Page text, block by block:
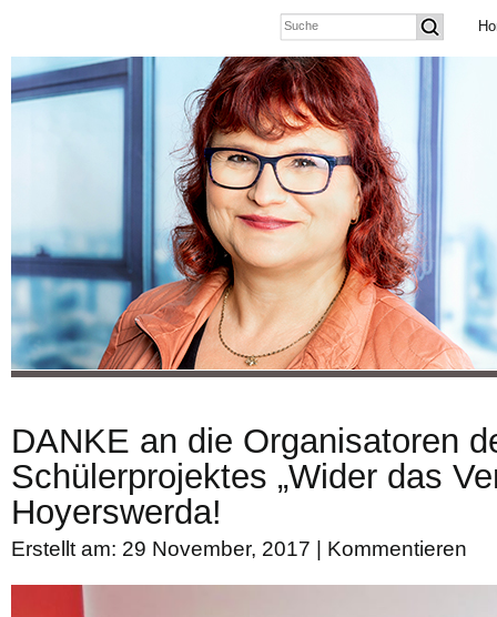
DANKE an die Organisatoren
Schülerprojektes „Wider das
Hoyerswerda!
Erstellt am: 29 November, 2017 | Kommentieren